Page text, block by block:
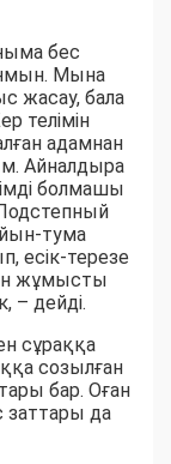
бес
Мына
жасау, бала
телімін
адамнан
Айналдыра
болмашы
тума
есік-терезе
жұмысты
– дейді.
сұраққа
созылған
бар. Оған
заттары да